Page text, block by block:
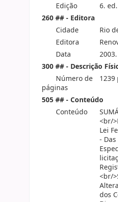
Edição
6.
260 ## - Editora
Cidade
Rio
Editora
Data
2003.
300 ## - Descrição
Número de
páginas
1239
505 ## - Conteúdo
Conteúdo
<br/
Lei
-
<br/
dos